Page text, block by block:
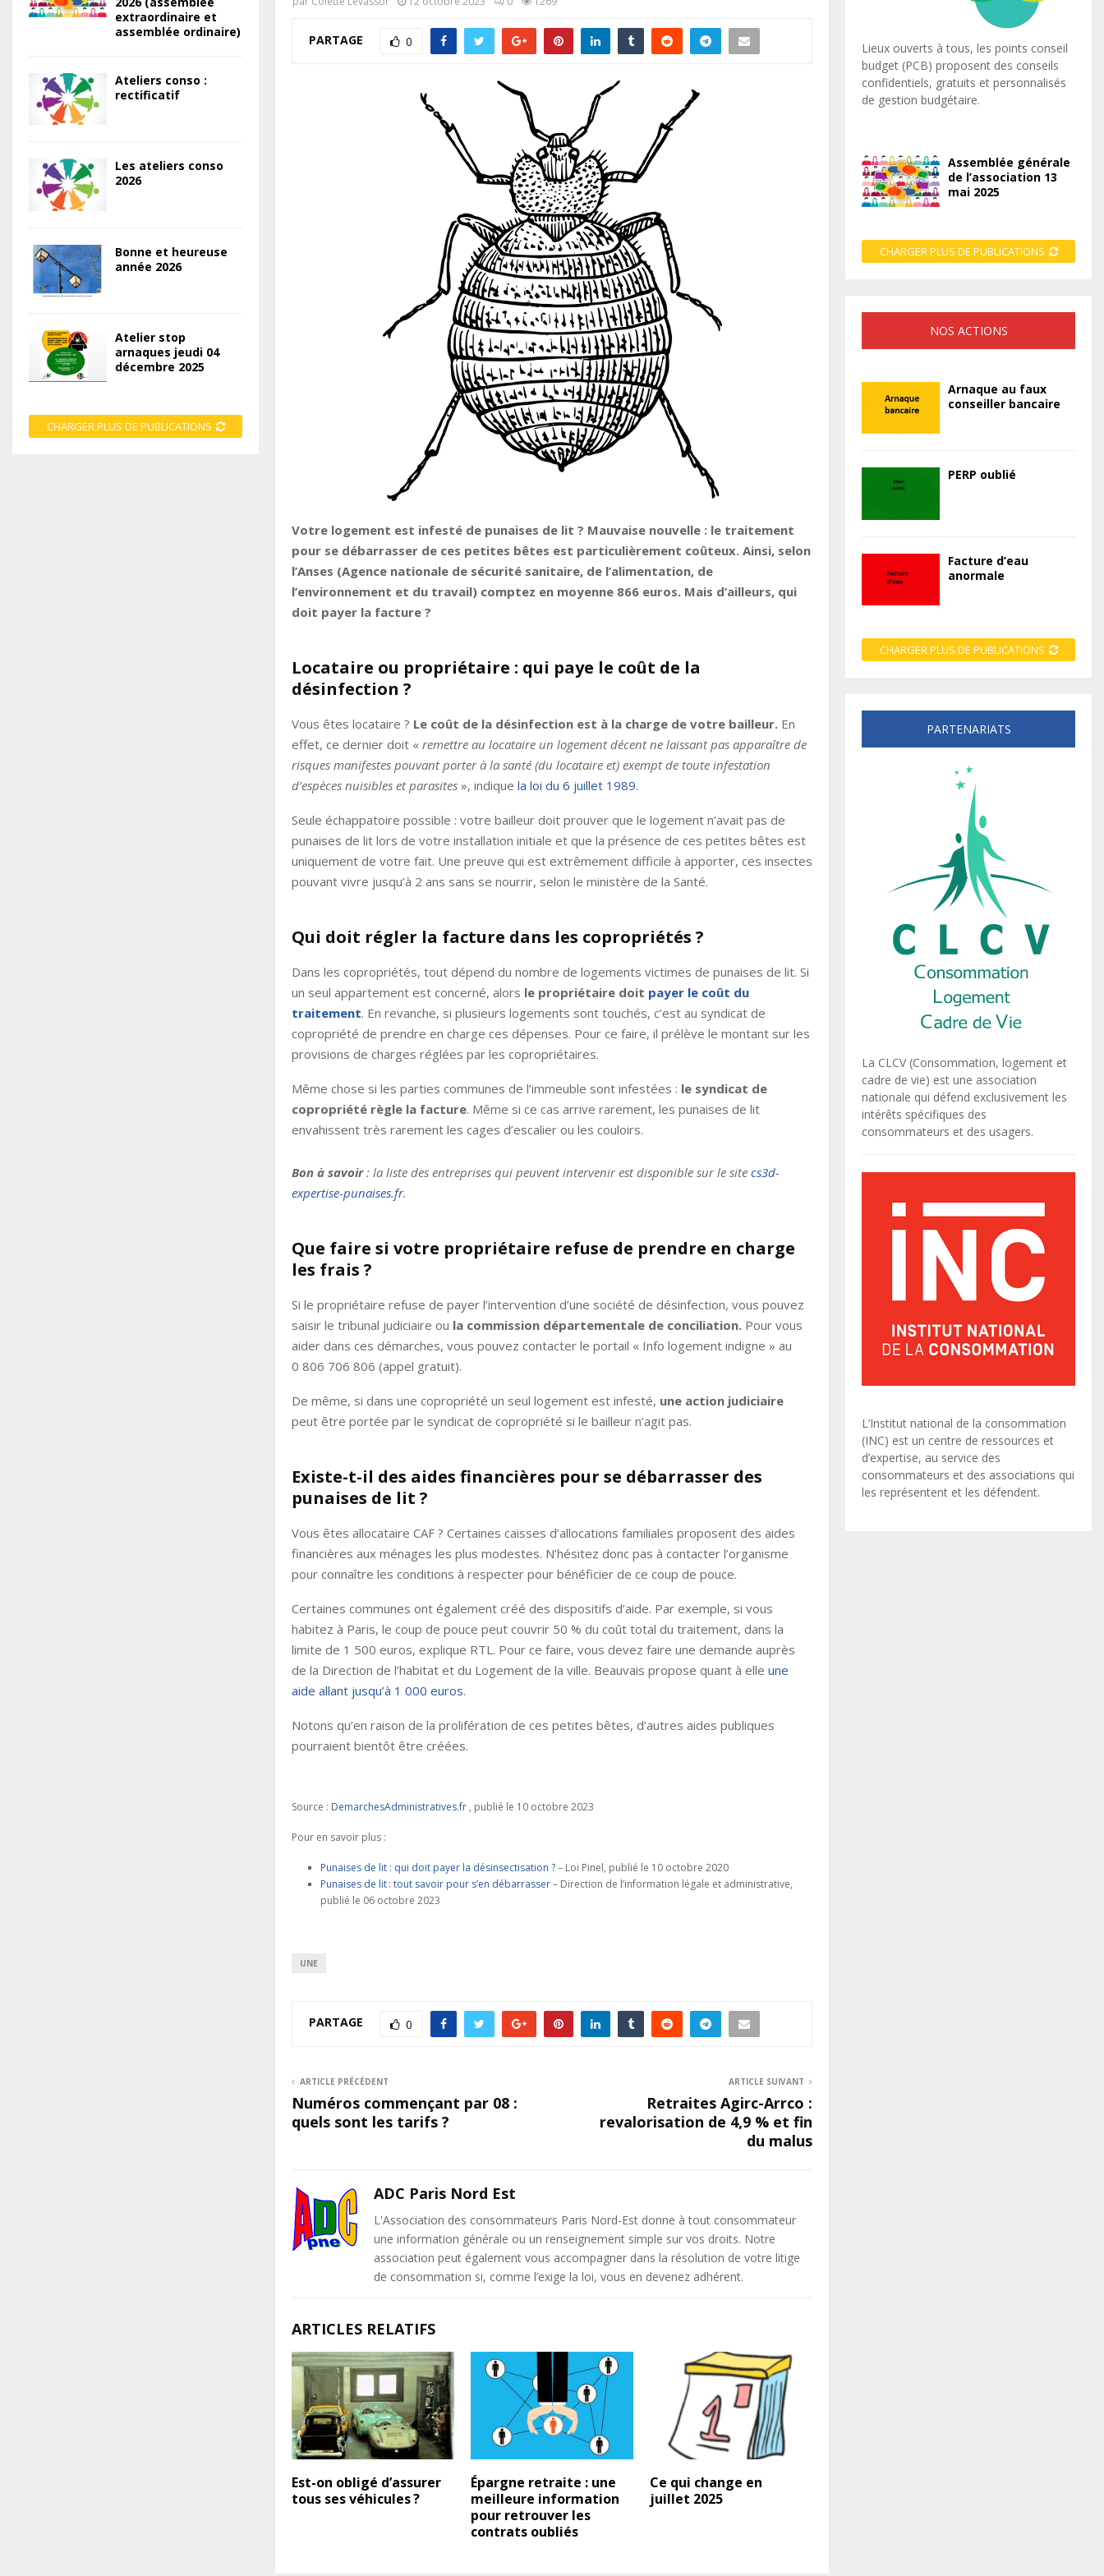
PARTAGE 0
Votre logement est infesté de punaises de lit ? Mauvaise nouvelle : le traitement
pour se débarrasser de ces petites bêtes est particulièrement coûteux. Ainsi, selon
l’Anses (Agence nationale de sécurité sanitaire, de l’alimentation, de
l’environnement et du travail) comptez en moyenne 866 euros. Mais d’ailleurs, qui
doit payer la facture ?
Locataire ou propriétaire : qui paye le coût de la
désinfection ?
Vous êtes locataire ? Le coût de la désinfection est à la charge de votre bailleur. En
effet, ce dernier doit « remettre au locataire un logement décent ne laissant pas apparaître de
risques manifestes pouvant porter à la santé (du locataire et) exempt de toute infestation
d’espèces nuisibles et parasites », indique la loi du 6 juillet 1989.
Seule échappatoire possible : votre bailleur doit prouver que le logement n’avait pas de
punaises de lit lors de votre installation initiale et que la présence de ces petites bêtes est
uniquement de votre fait. Une preuve qui est extrêmement difficile à apporter, ces insectes
pouvant vivre jusqu’à 2 ans sans se nourrir, selon le ministère de la Santé.
Qui doit régler la facture dans les copropriétés ?
Dans les copropriétés, tout dépend du nombre de logements victimes de punaises de lit. Si
un seul appartement est concerné, alors le propriétaire doit payer le coût du
traitement. En revanche, si plusieurs logements sont touchés, c’est au syndicat de
copropriété de prendre en charge ces dépenses. Pour ce faire, il prélève le montant sur les
provisions de charges réglées par les copropriétaires.
Même chose si les parties communes de l’immeuble sont infestées : le syndicat de
copropriété règle la facture. Même si ce cas arrive rarement, les punaises de lit
envahissent très rarement les cages d’escalier ou les couloirs.
Bon à savoir: la liste des entreprises qui peuvent intervenir est disponible sur le site cs3d-
expertise-punaises.fr.
Que faire si votre propriétaire refuse de prendre en charge
les frais ?
Si le propriétaire refuse de payer l’intervention d’une société de désinfection, vous pouvez
saisir le tribunal judiciaire ou la commission départementale de conciliation. Pour vous
aider dans ces démarches, vous pouvez contacter le portail « Info logement indigne » au
0 806 706 806 (appel gratuit).
De même, si dans une copropriété un seul logement est infesté, une action judiciaire
peut être portée par le syndicat de copropriété si le bailleur n’agit pas.
Existe-t-il des aides financières pour se débarrasser des
punaises de lit ?
Vous êtes allocataire CAF ? Certaines caisses d’allocations familiales proposent des aides
financières aux ménages les plus modestes. N’hésitez donc pas à contacter l’organisme
pour connaître les conditions à respecter pour bénéficier de ce coup de pouce.
Certaines communes ont également créé des dispositifs d’aide. Par exemple, si vous
habitez à Paris, le coup de pouce peut couvrir 50 % du coût total du traitement, dans la
limite de 1 500 euros, explique RTL. Pour ce faire, vous devez faire une demande auprès
de la Direction de l’habitat et du Logement de la ville. Beauvais propose quant à elle une
aide allant jusqu’à 1 000 euros.
Notons qu’en raison de la prolifération de ces petites bêtes, d’autres aides publiques
pourraient bientôt être créées.
Source : DemarchesAdministratives.fr , publié le 10 octobre 2023
Pour en savoir plus :
Punaises de lit : qui doit payer la désinsectisation ?– Loi Pinel, publié le 10 octobre 2020
Punaises de lit : tout savoir pour s’en débarrasser– Direction de l’information légale et administrative,
publié le 06 octobre 2023
UNE
PARTAGE 0
ARTICLE PRÉCÉDENT
Numéros commençant par 08 :
quels sont les tarifs ?
ARTICLE SUIVANT
Retraites Agirc-Arrco :
revalorisation de 4,9 % et fin
du malus
ADC Paris Nord Est
L'Association des consommateurs Paris Nord-Est donne à tout consommateur
une information générale ou un renseignement simple sur vos droits. Notre
association peut également vous accompagner dans la résolution de votre litige
de consommation si, comme l’exige la loi, vous en devenez adhérent.
ARTICLES RELATIFS
Est-on obligé d’assurer
tous ses véhicules ?
Épargne retraite : une
meilleure information
pour retrouver les
contrats oubliés
Ce qui change en
juillet 2025
extraordinaire et
assemblée ordinaire)
Ateliers conso :
rectificatif
Les ateliers conso
2026
Bonne et heureuse
année 2026
Atelier stop
arnaques jeudi 04
décembre 2025
CHARGER PLUS DE PUBLICATIONS
Lieux ouverts à tous, les points conseil
budget (PCB) proposent des conseils
confidentiels, gratuits et personnalisés
de gestion budgétaire.
Assemblée générale
de l’association 13
mai 2025
CHARGER PLUS DE PUBLICATIONS
NOS ACTIONS
Arnaque au faux
conseiller bancaire
PERP oublié
Facture d’eau
anormale
CHARGER PLUS DE PUBLICATIONS
PARTENARIATS
La CLCV (Consommation, logement et
cadre de vie) est une association
nationale qui défend exclusivement les
intérêts spécifiques des
consommateurs et des usagers.
L’Institut national de la consommation
(INC) est un centre de ressources et
d’expertise, au service des
consommateurs et des associations qui
les représentent et les défendent.